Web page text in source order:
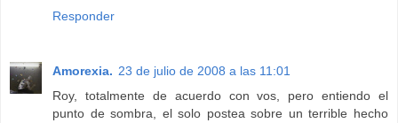
Responder
Amorexia. 23 de julio de 2008 a las 11:01
Roy, totalmente de acuerdo con vos, pero entiendo el
punto de sombra, el solo postea sobre un terrible hecho